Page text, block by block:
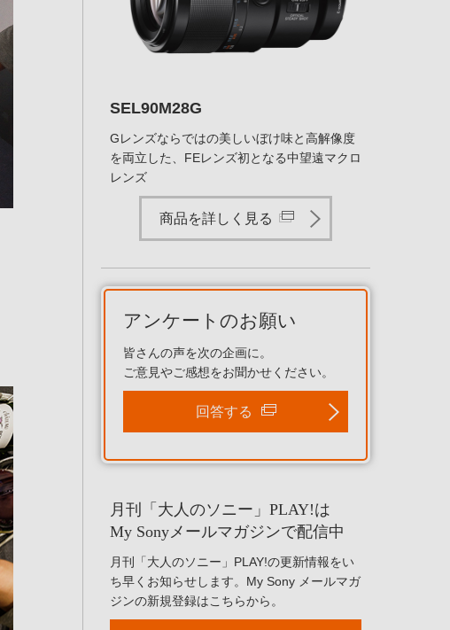
SEL90M28G
Gレンズならではの美しいぼけ味と高解像度
を両立した、FEレンズ初となる中望遠マクロ
レンズ
商品を詳しく見る
アンケートのお願い
皆さんの声を次の企画に。
ご意見やご感想をお聞かせください。
回答する
月刊「大人のソニー」PLAY!は
My Sonyメールマガジンで配信中
月刊「大人のソニー」PLAY!の更新情報をい
ち早くお知らせします。My Sony メールマガ
ジンの新規登録はこちらから。